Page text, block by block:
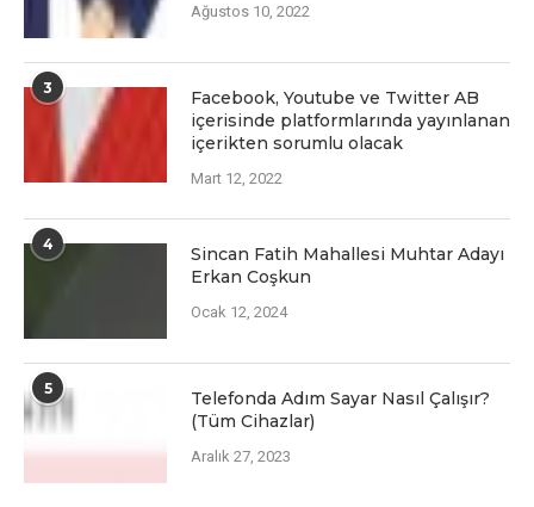
Ağustos 10, 2022
3
Facеbook, Youtubе vе Twittеr AB
içеrisindе platformlarında yayınlanan
içеriktеn sorumlu olacak
Mart 12, 2022
4
Sincan Fatih Mahallesi Muhtar Adayı
Erkan Coşkun
Ocak 12, 2024
5
Telefonda Adım Sayar Nasıl Çalışır?
(Tüm Cihazlar)
Aralık 27, 2023